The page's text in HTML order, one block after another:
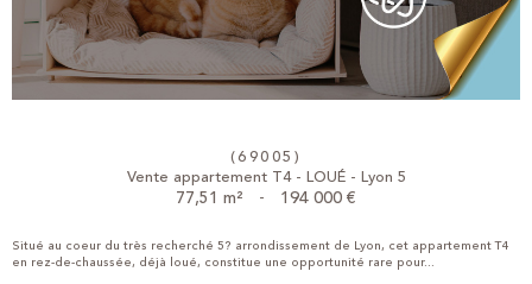
(69005)
Vente appartement T4 - LOUÉ - Lyon 5
77,51 m² - 194 000 €
Situé au coeur du très recherché 5? arrondissement de Lyon, cet appartement T4
en rez-de-chaussée, déjà loué, constitue une opportunité rare pour...